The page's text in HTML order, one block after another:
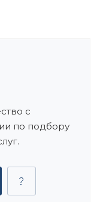
с
по подбору